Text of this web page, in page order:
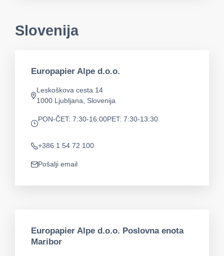
Slovenija
Europapier Alpe d.o.o.
app.address
Leskoškova cesta 14
1000 Ljubljana, Slovenija
app.opening-times
PON-ČET: 7:30-16:00PET: 7:30-13:30
Telefon
+386 1 54 72 100
app.mail
Pošalji email
Europapier Alpe d.o.o. Poslovna enota
Maribor